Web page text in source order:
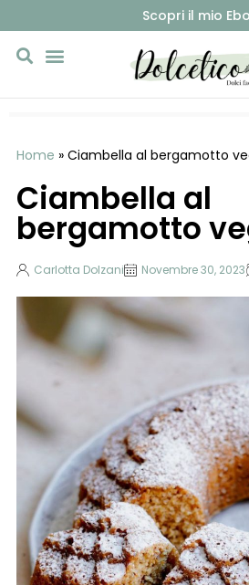
Scopri il mio
Home » Ciambella al bergamotto
Ciambella al
bergamotto
Carlotta Dolzani Novembre 30, 2023